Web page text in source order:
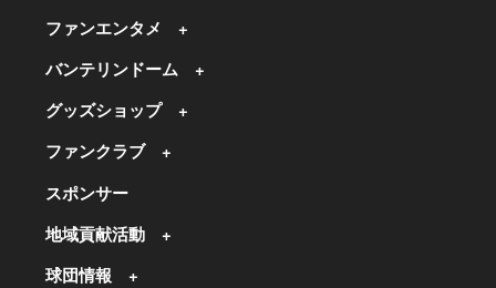
ファンエンタメ
バンテリンドーム
グッズショップ
ファンクラブ
スポンサー
地域貢献活動
球団情報